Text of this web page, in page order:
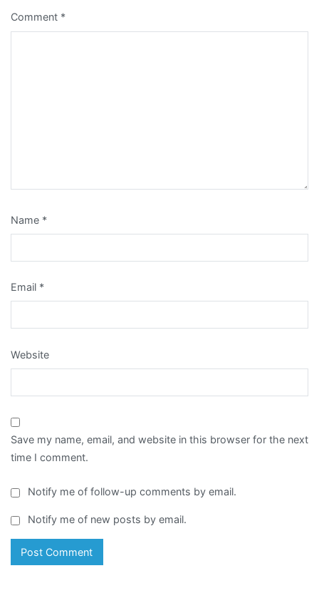
Comment *
Name *
Email *
Website
Save my name, email, and website in this browser for the next
time I comment.
Notify me of follow-up comments by email.
Notify me of new posts by email.